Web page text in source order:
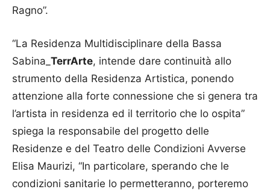
Ragno”.
“La Residenza Multidisciplinare della Bassa
Sabina_ TerrArte, intende dare continuità allo
strumento della Residenza Artistica, ponendo
attenzione alla forte connessione che si genera tra
l’artista in residenza ed il territorio che lo ospita”
spiega la responsabile del progetto delle
Residenze e del Teatro delle Condizioni Avverse
Elisa Maurizi, “In particolare, sperando che le
condizioni sanitarie lo permetteranno, porteremo